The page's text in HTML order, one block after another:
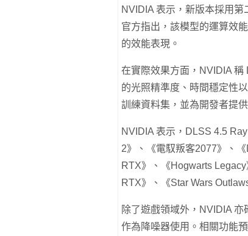
NVIDIA 表示，新版本採用第
官方指出，該模型的運算效
的效能表現。
在實際效果方面，NVIDIA
的光照精準度、時間穩定性
訓練資料集，並為開發者提
NVIDIA 表示，DLSS 4.5
2》、《電馭叛客2077》、
RTX》、《Hogwarts
RTX》、《Star Wars
除了遊戲領域外，NVIDIA
作為降噪器使用。相關功能